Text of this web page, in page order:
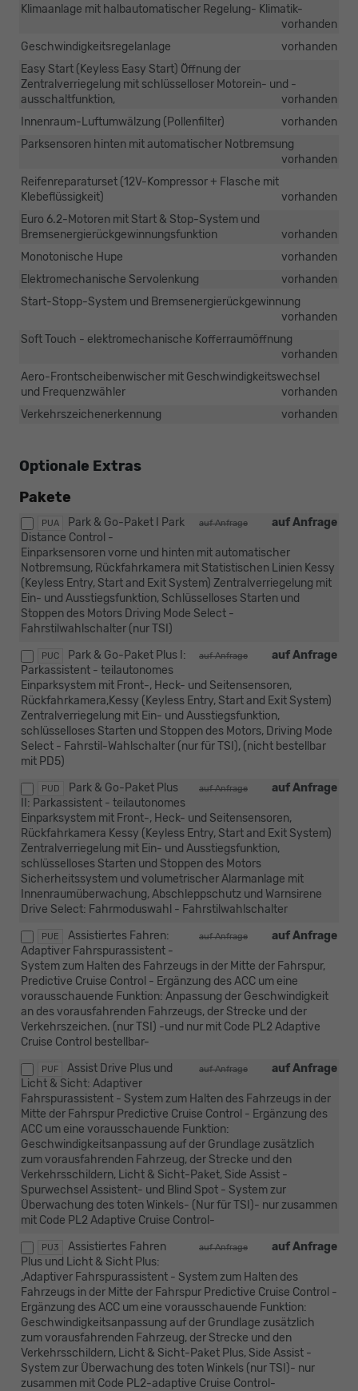
Klimaanlage mit halbautomatischer Regelung- Klimatik-
vorhanden
Geschwindigkeitsregelanlage
vorhanden
Easy Start (Keyless Easy Start) Öffnung der
Zentralverriegelung mit schlüsselloser Motorein- und -
ausschaltfunktion,
vorhanden
Innenraum-Luftumwälzung (Pollenfilter)
vorhanden
Parksensoren hinten mit automatischer Notbremsung
vorhanden
Reifenreparaturset (12V-Kompressor + Flasche mit
Klebeflüssigkeit)
vorhanden
Euro 6.2-Motoren mit Start & Stop-System und
Bremsenergierückgewinnungsfunktion
vorhanden
Monotonische Hupe
vorhanden
Elektromechanische Servolenkung
vorhanden
Start-Stopp-System und Bremsenergierückgewinnung
vorhanden
Soft Touch - elektromechanische Kofferraumöffnung
vorhanden
Aero-Frontscheibenwischer mit Geschwindigkeitswechsel
und Frequenzwähler
vorhanden
Verkehrszeichenerkennung
vorhanden
Optionale Extras
Pakete
PUA auf Anfrage
auf Anfrage
Park & Go-Paket I Park
Distance Control -
Einparksensoren vorne und hinten mit automatischer
Notbremsung, Rückfahrkamera mit Statistischen Linien Kessy
(Keyless Entry, Start and Exit System) Zentralverriegelung mit
Ein- und Ausstiegsfunktion, Schlüsselloses Starten und
Stoppen des Motors Driving Mode Select -
Fahrstilwahlschalter (nur TSI)
PUC auf Anfrage
auf Anfrage
Park & Go-Paket Plus I:
Parkassistent - teilautonomes
Einparksystem mit Front-, Heck- und Seitensensoren,
Rückfahrkamera,Kessy (Keyless Entry, Start and Exit System)
Zentralverriegelung mit Ein- und Ausstiegsfunktion,
schlüsselloses Starten und Stoppen des Motors, Driving Mode
Select - Fahrstil-Wahlschalter (nur für TSI), (nicht bestellbar
mit PD5)
PUD auf Anfrage
auf Anfrage
Park & Go-Paket Plus
II: Parkassistent - teilautonomes
Einparksystem mit Front-, Heck- und Seitensensoren,
Rückfahrkamera Kessy (Keyless Entry, Start and Exit System)
Zentralverriegelung mit Ein- und Ausstiegsfunktion,
schlüsselloses Starten und Stoppen des Motors
Sicherheitssystem und volumetrischer Alarmanlage mit
Innenraumüberwachung, Abschleppschutz und Warnsirene
Drive Select: Fahrmoduswahl - Fahrstilwahlschalter
PUE auf Anfrage
auf Anfrage
Assistiertes Fahren:
Adaptiver Fahrspurassistent -
System zum Halten des Fahrzeugs in der Mitte der Fahrspur,
Predictive Cruise Control - Ergänzung des ACC um eine
vorausschauende Funktion: Anpassung der Geschwindigkeit
an des vorausfahrenden Fahrzeugs, der Strecke und der
Verkehrszeichen. (nur TSI) -und nur mit Code PL2 Adaptive
Cruise Control bestellbar-
PUF auf Anfrage
auf Anfrage
Assist Drive Plus und
Licht & Sicht: Adaptiver
Fahrspurassistent - System zum Halten des Fahrzeugs in der
Mitte der Fahrspur Predictive Cruise Control - Ergänzung des
ACC um eine vorausschauende Funktion:
Geschwindigkeitsanpassung auf der Grundlage zusätzlich
zum vorausfahrenden Fahrzeug, der Strecke und den
Verkehrsschildern, Licht & Sicht-Paket, Side Assist -
Spurwechsel Assistent- und Blind Spot - System zur
Überwachung des toten Winkels- (Nur für TSI)- nur zusammen
mit Code PL2 Adaptive Cruise Control-
PU3 auf Anfrage
auf Anfrage
Assistiertes Fahren
Plus und Licht & Sicht Plus:
,Adaptiver Fahrspurassistent - System zum Halten des
Fahrzeugs in der Mitte der Fahrspur Predictive Cruise Control -
Ergänzung des ACC um eine vorausschauende Funktion:
Geschwindigkeitsanpassung auf der Grundlage zusätzlich
zum vorausfahrenden Fahrzeug, der Strecke und den
Verkehrsschildern, Licht & Sicht-Paket Plus, Side Assist -
System zur Überwachung des toten Winkels (nur TSI)- nur
zusammen mit Code PL2-adaptive Cruise Control-